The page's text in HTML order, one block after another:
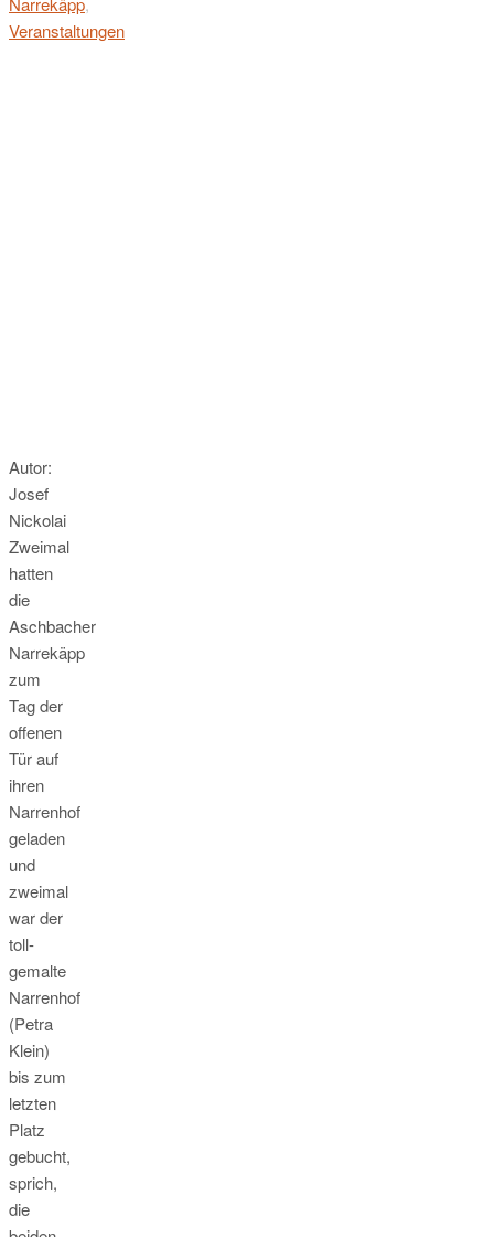
Veranstaltungen
Autor:
Josef
Nickolai
Zweimal
hatten
die
Aschbacher
Narrekäpp
zum
Tag der
offenen
Tür auf
ihren
Narrenhof
geladen
und
zweimal
war der
toll-
gemalte
Narrenhof
(Petra
Klein)
bis zum
letzten
Platz
gebucht,
sprich,
die